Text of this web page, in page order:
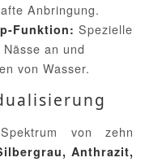
Anbringung.
Funktion: Spezielle
an und
von Wasser.
von zehn
Anthrazit,